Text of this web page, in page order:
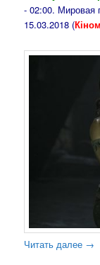
- 02:00. Мировая
15.03.2018 (
Читать далее →